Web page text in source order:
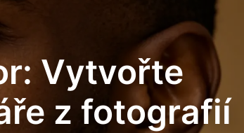
Vytvořte
z fotografií